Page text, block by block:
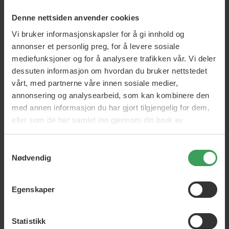
Denne nettsiden anvender cookies
Vi bruker informasjonskapsler for å gi innhold og
annonser et personlig preg, for å levere sosiale
mediefunksjoner og for å analysere trafikken vår. Vi deler
dessuten informasjon om hvordan du bruker nettstedet
vårt, med partnerne våre innen sosiale medier,
annonsering og analysearbeid, som kan kombinere den
med annen informasjon du har gjort tilgjengelig for dem,
eller som de har samlet inn gjennom din bruk av
tjenestene deres.
Nødvendig
Egenskaper
Statistikk
Toni & Guy
brukes av alle. Merket ble grunnlagt i 1963 da Toni og Guy
Mascolo åpnet sin første salong i London. Siden den gang har
kunnskap og erfaring kommer fra hennes egen salong og